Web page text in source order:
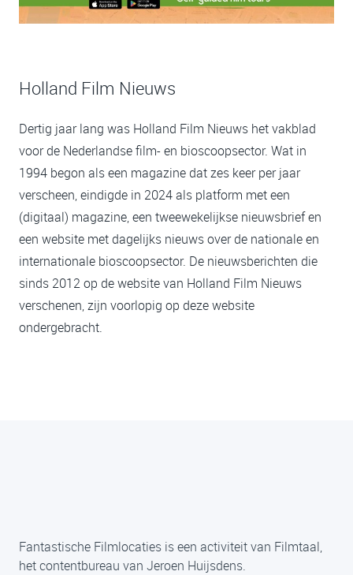
Holland Film Nieuws
Dertig jaar lang was Holland Film Nieuws het vakblad
voor de Nederlandse film- en bioscoopsector. Wat in
1994 begon als een magazine dat zes keer per jaar
verscheen, eindigde in 2024 als platform met een
(digitaal) magazine, een tweewekelijkse nieuwsbrief en
een website met dagelijks nieuws over de nationale en
internationale bioscoopsector. De nieuwsberichten die
sinds 2012 op de website van Holland Film Nieuws
verschenen, zijn voorlopig op deze website
ondergebracht.
Fantastische Filmlocaties is een activiteit van Filmtaal,
het contentbureau van Jeroen Huijsdens.